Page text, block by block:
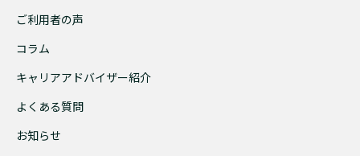
ご利用者の声
コラム
キャリアアドバイザー紹介
よくある質問
お知らせ